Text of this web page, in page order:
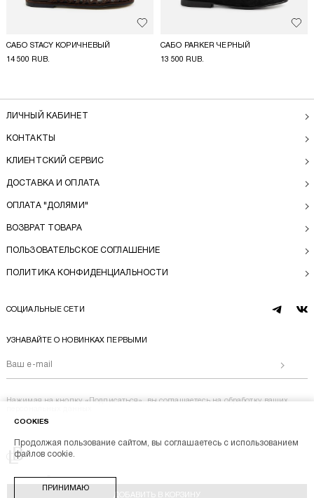
ДОБАВИТЬ В КОРЗИНУ
Добавить в избранное
САБО STACY КОРИЧНЕВЫЙ
14 500 RUB.
САБО PARKER ЧЕРНЫЙ
13 500 RUB.
Перейти на главную
BL BRAND © 2014-2026
ЛИЧНЫЙ КАБИНЕТ
КОНТАКТЫ
КЛИЕНТСКИЙ СЕРВИС
ДОСТАВКА И ОПЛАТА
ОПЛАТА "ДОЛЯМИ"
ВОЗВРАТ ТОВАРА
ПОЛЬЗОВАТЕЛЬСКОЕ СОГЛАШЕНИЕ
ПОЛИТИКА КОНФИДЕНЦИАЛЬНОСТИ
СОЦИАЛЬНЫЕ СЕТИ
telegram
vk
УЗНАВАЙТЕ О НОВИНКАХ ПЕРВЫМИ
Нажимая на кнопку «Подписаться», вы соглашаетесь на обработку ваших
COOKIES
Продолжая пользование сайтом, вы соглашаетесь с использованием
файлов cookie.
ПРИНИМАЮ